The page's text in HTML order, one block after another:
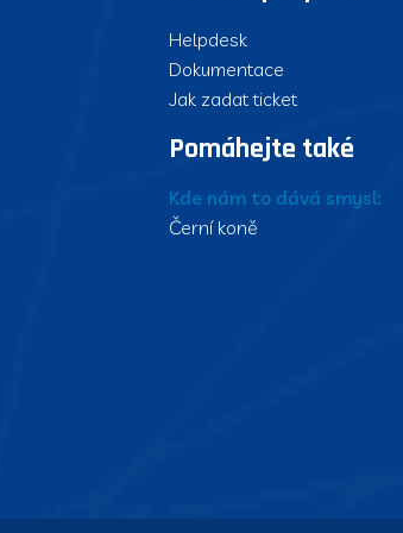
Helpdesk
Dokumentace
Jak zadat ticket
Pomáhejte také
Kde nám to dává smysl:
Černí koně